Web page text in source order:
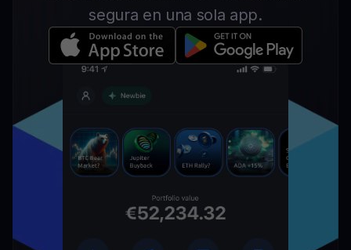
segura en una sola app.